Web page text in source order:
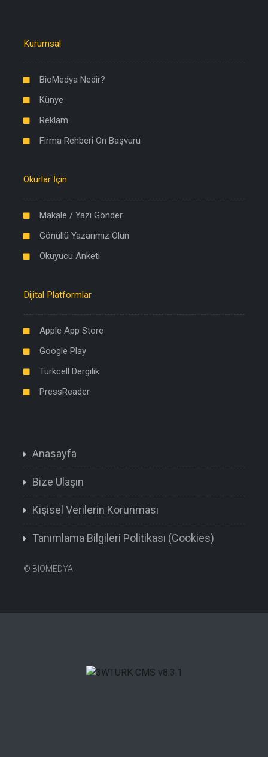
Kurumsal
BioMedya Nedir?
Künye
Reklam
Firma Rehberi Ön Başvuru
Okurlar İçin
Makale / Yazı Gönder
Gönüllü Yazarımız Olun
Okuyucu Anketi
Dijital Platformlar
Apple App Store
Google Play
Turkcell Dergilik
PressReader
Anasayfa
Bize Ulaşın
Kişisel Verilerin Korunması
Tanımlama Bilgileri Politikası (Cookies)
© BIOMEDYA